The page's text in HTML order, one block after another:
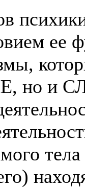
ее
но и